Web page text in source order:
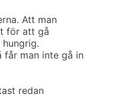
Att man
för att gå
får man inte gå in
redan